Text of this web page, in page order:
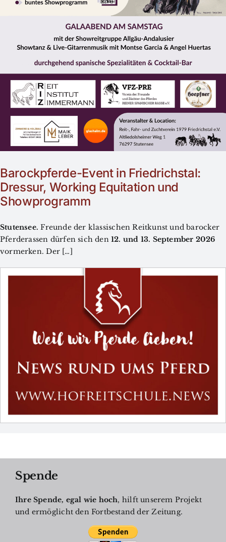
Barockpferde-Event in Friedrichstal:
Dressur, Working Equitation und
Showprogramm
Stutensee. Freunde der klassischen Reitkunst und barocker
Pferderassen dürfen sich den12. und 13. September 2026
vormerken. Der […]
Spende
Ihre Spende, egal wie hoch, hilft unserem Projekt
und ermöglicht den Fortbestand der Zeitung.